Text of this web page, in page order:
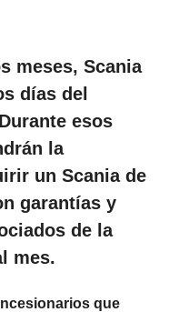
meses, Scania
días del
esos
la
un Scania de
garantías y
de la
mes.
que